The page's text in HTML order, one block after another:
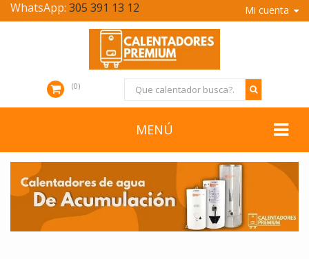
Mi cuenta
WhatsApp: 305 391 13 12
0
MENÚ